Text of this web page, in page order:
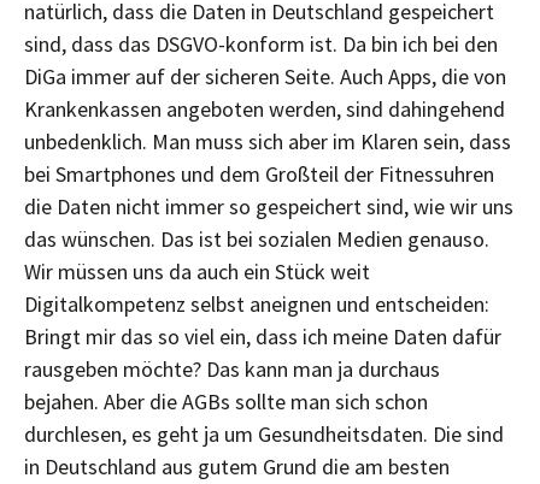
natürlich, dass die Daten in Deutschland gespeichert
sind, dass das DSGVO-konform ist. Da bin ich bei den
DiGa immer auf der sicheren Seite. Auch Apps, die von
Krankenkassen angeboten werden, sind dahingehend
unbedenklich. Man muss sich aber im Klaren sein, dass
bei Smartphones und dem Großteil der Fitnessuhren
die Daten nicht immer so gespeichert sind, wie wir uns
das wünschen. Das ist bei sozialen Medien genauso.
Wir müssen uns da auch ein Stück weit
Digitalkompetenz selbst aneignen und entscheiden:
Bringt mir das so viel ein, dass ich meine Daten dafür
rausgeben möchte? Das kann man ja durchaus
bejahen. Aber die AGBs sollte man sich schon
durchlesen, es geht ja um Gesundheitsdaten. Die sind
in Deutschland aus gutem Grund die am besten